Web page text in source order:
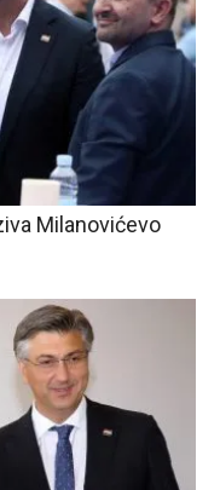
Milanovićevo